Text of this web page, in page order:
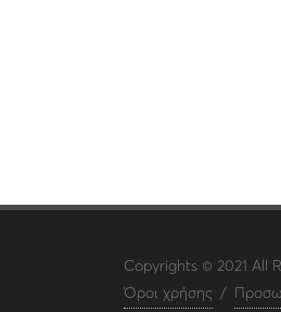
Copyrights © 2021 All
Όροι χρήσης /